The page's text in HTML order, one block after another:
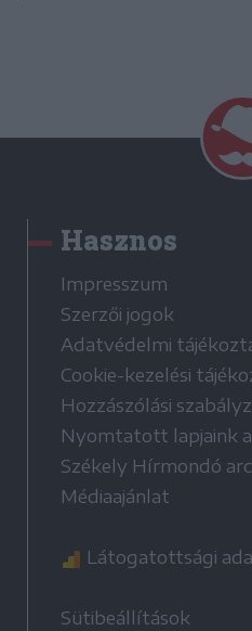
Hasznos
Impresszum
Szerzői jogok
Adatvédelmi
Cookie-kezelési
Hozzászólási
Nyomtatott lapjaink
Székely Hírmondó
Médiaajánlat
Látogatottsági
Sütibeállítások